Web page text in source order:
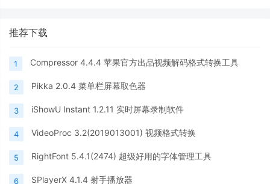
推荐下载
1 Compressor 4.4.4 苹果官方出品视频解码格式转换工具
2 Pikka 2.0.4 菜单栏屏幕取色器
3 iShowU Instant 1.2.11 实时屏幕录制软件
4 VideoProc 3.2(2019013001) 视频格式转换
5 RightFont 5.4.1(2474) 超级好用的字体管理工具
6 SPlayerX 4.1.4 射手播放器